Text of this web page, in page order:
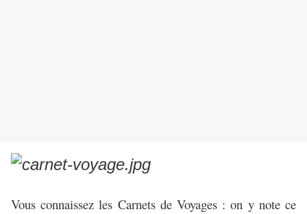
Vous connaissez les Carnets de Voyages : on y note ce